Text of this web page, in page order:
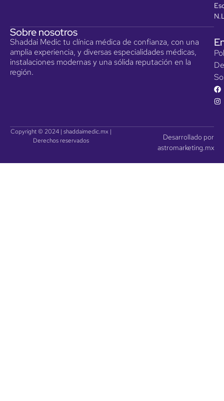
Sobre nosotros
Shaddai Medic tu clínica médica de confianza, con una
amplia experiencia, y diversas especialidades médicas,
instalaciones modernas y una sólida reputación en la
región.
Copyright © 2024 | shaddaimedic.mx |
Derechos reservados
Desarrollado por
astromarketing.mx